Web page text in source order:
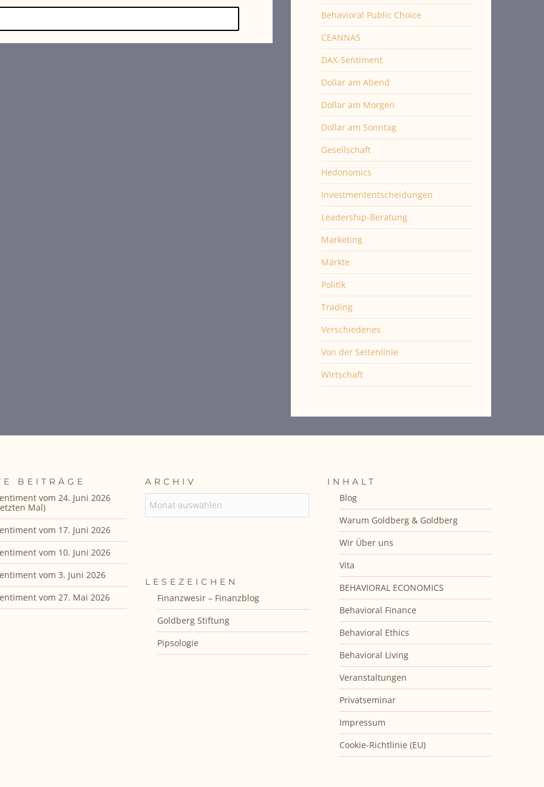
Behavioral Public Choice
CEANNAS
DAX-Sentiment
Dollar am Abend
Dollar am Morgen
Dollar am Sonntag
Gesellschaft
Hedonomics
Investmententscheidungen
Leadership-Beratung
Marketing
Märkte
Politik
Trading
Verschiedenes
Von der Seitenlinie
Wirtschaft
BEITRÄGE
vom 24. Juni 2026
Mal)
vom 17. Juni 2026
vom 10. Juni 2026
vom 3. Juni 2026
vom 27. Mai 2026
ARCHIV
LESEZEICHEN
Finanzwesir – Finanzblog
Goldberg Stiftung
Pipsologie
INHALT
Blog
Warum Goldberg & Goldberg
Wir Über uns
Vita
BEHAVIORAL ECONOMICS
Behavioral Finance
Behavioral Ethics
Behavioral Living
Veranstaltungen
Privatseminar
Impressum
Cookie-Richtlinie (EU)